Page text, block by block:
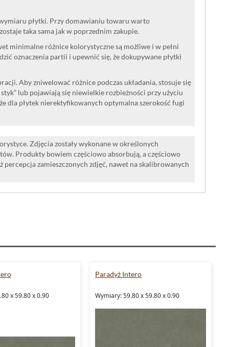
płytki. Przy domawianiu towaru warto
taka sama jak w poprzednim zakupie.
minimalne różnice kolorystyczne są możliwe i w pełni
oznaczenia partii i upewnić się, że dokupywane płytki
Aby zniwelować różnice podczas układania, stosuje się
lub pojawiają się niewielkie rozbieżności przy użyciu
dla płytek nierektyfikowanych optymalna szerokość fugi
Zdjęcia zostały wykonane w określonych
Produkty bowiem częściowo absorbują, a częściowo
zamieszczonych zdjęć, nawet na skalibrowanych
x 59.80 x 0.90
Paradyż Intero
Wymiary: 59.80 x 59.80 x 0.90